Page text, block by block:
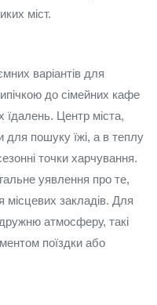
міст.
варіантів для
до сімейних кафе
Центр міста,
для пошуку їжі, а в теплу
точки харчування.
уявлення про те,
місцевих закладів. Для
дружню атмосферу, такі
поїздки або